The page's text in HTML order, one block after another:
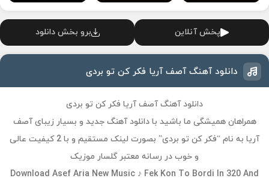
پخش آنلاین برو بخش دانلود
دانلود آهنگ آصف آریا فکر کن تو بردی
دانلود آهنگ آصف آریا فکر کن تو بردی
همراهان همیشگی ما باشید با دانلود آهنگ جدید و بسیار زیبای آصف
آریا به نام “فکر کن تو بردی” بصورت لینک مستقیم و با 2 کیفیت عالی
و خوب در رسانه معتبر گلسار موزیک
Download Asef Aria New Music ♪ Fek Kon To Bordi In 320 And